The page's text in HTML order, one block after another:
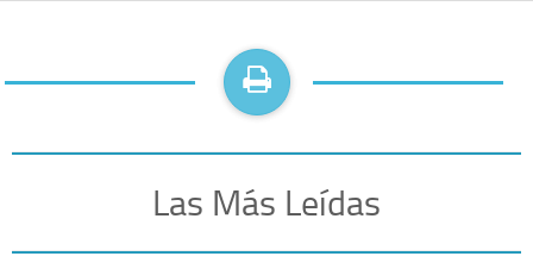
Las Más Leídas